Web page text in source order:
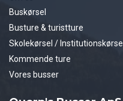
Buskørsel
Busture & turistture
Skolekørsel / Institutionskørsel
Kommende ture
Vores busser